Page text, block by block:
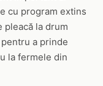
cu program extins
la drum
a prinde
la fermele din